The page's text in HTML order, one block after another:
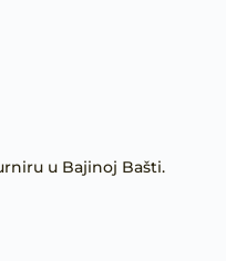
u Bajinoj Bašti.